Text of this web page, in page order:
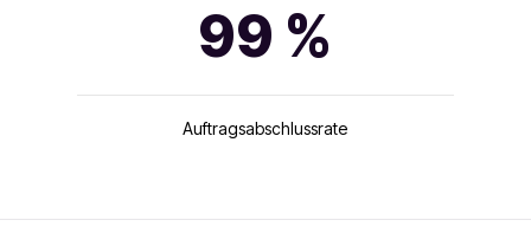
99 %
Auftragsabschlussrate